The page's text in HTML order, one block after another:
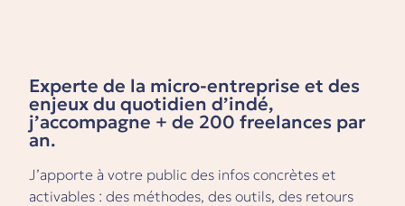
Experte de la micro-entreprise et des
enjeux du quotidien d’indé,
j’accompagne + de 200 freelances par
an.
J’apporte à votre public des infos concrètes et
activables : des méthodes, des outils, des retours